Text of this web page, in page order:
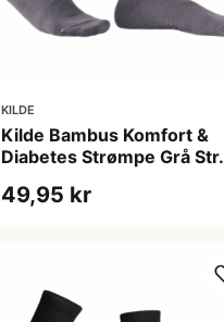
KILDE
Kilde Bambus Komfort &
Diabetes Strømpe Grå Str.
49,95 kr